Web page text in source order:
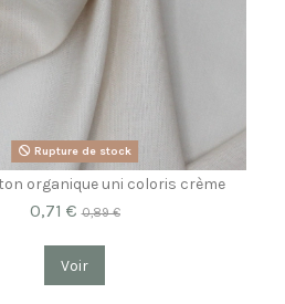
Rupture de stock
organique uni coloris crème
0,71 €0,89 €
Voir